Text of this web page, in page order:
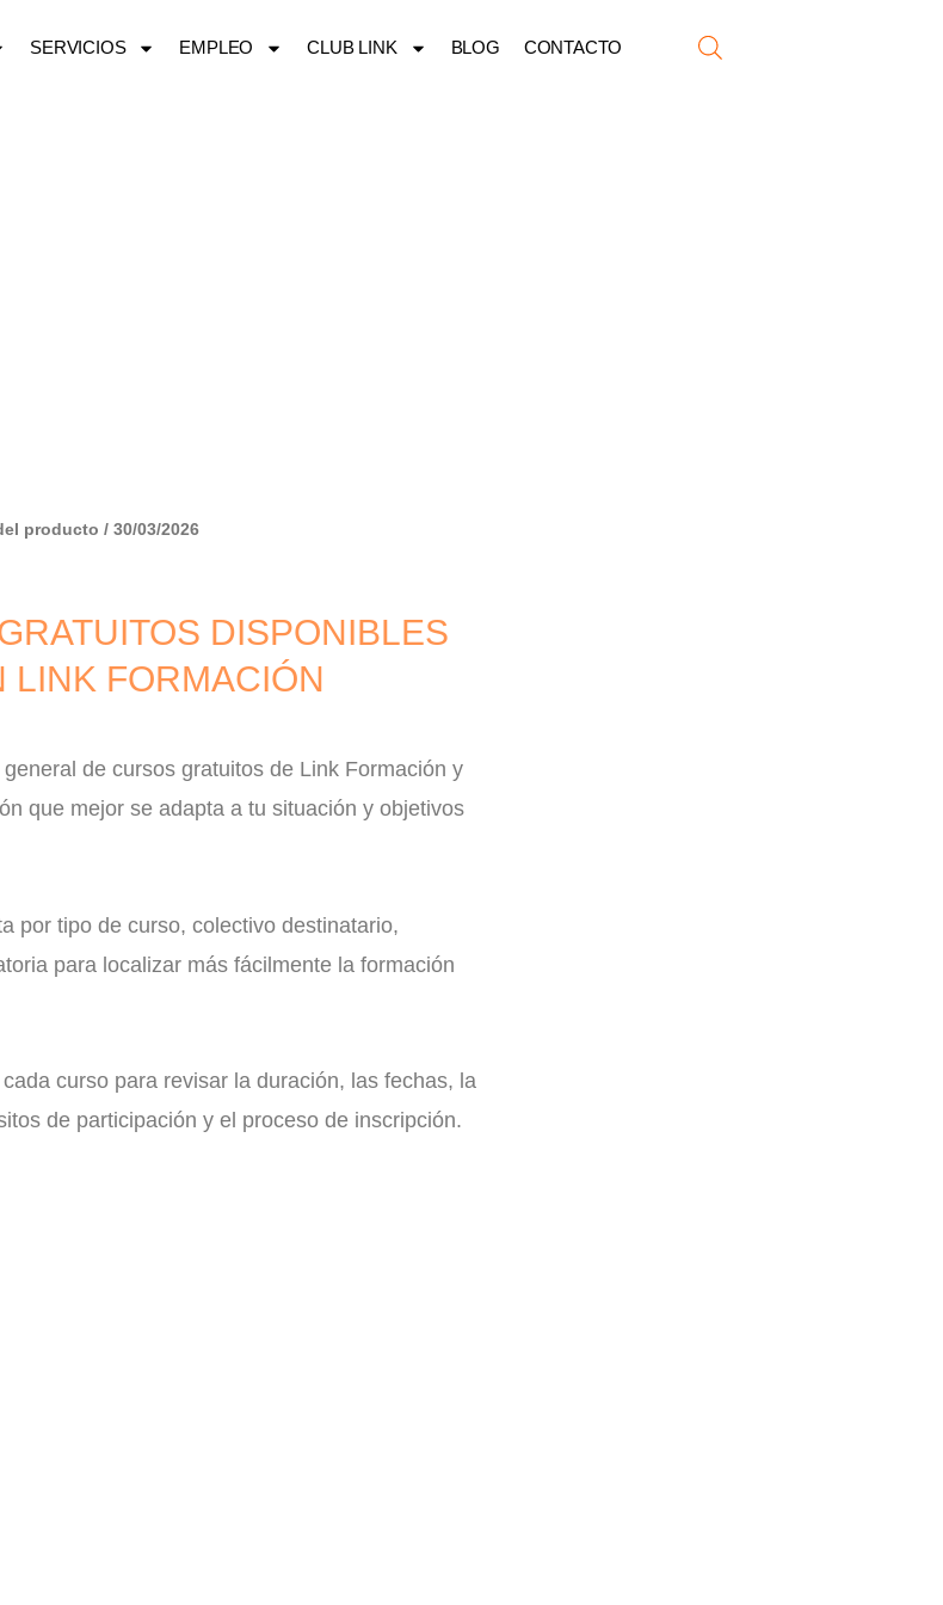
SERVICIOS EMPLEO CLUB LINK BLOG CONTACTO
producto / 30/03/2026
DISPONIBLES
LINK FORMACIÓN
de cursos gratuitos de Link Formación y
que mejor se adapta a tu situación y objetivos
por tipo de curso, colectivo destinatario,
para localizar más fácilmente la formación
curso para revisar la duración, las fechas, la
de participación y el proceso de inscripción.